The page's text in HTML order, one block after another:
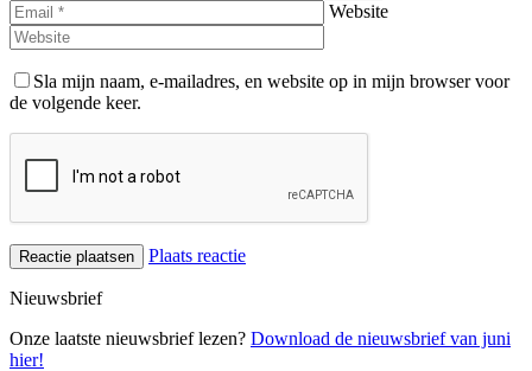
Website
Sla mijn naam, e-mailadres, en website op in mijn browser voor
de volgende keer.
Plaats reactie
Nieuwsbrief
Onze laatste nieuwsbrief lezen? Download de nieuwsbrief van juni
hier!